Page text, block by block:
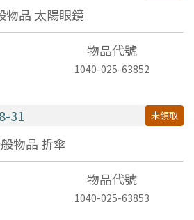
物品 太陽眼鏡
物品代號
1040-025-63852
31 未領取
物品 折傘
物品代號
1040-025-63853